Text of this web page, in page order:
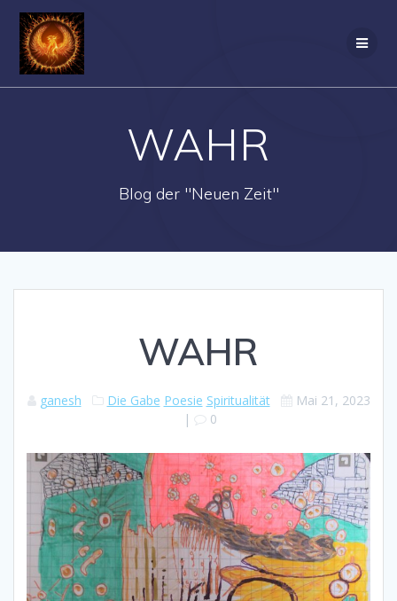
WAHR
Blog der "Neuen Zeit"
WAHR
ganesh Die Gabe Poesie Spiritualität
Mai 21, 2023
|
0